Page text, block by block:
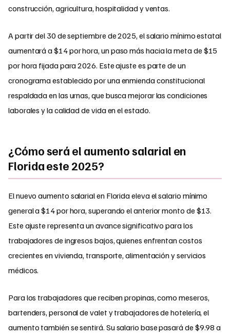
construcción, agricultura, hospitalidad y ventas.
A partir del 30 de septiembre de 2025, el salario mínimo estatal
aumentará a $14 por hora, un paso más hacia la meta de $15
por hora fijada para 2026. Este ajuste es parte de un
cronograma establecido por una enmienda constitucional
respaldada en las urnas, que busca mejorar las condiciones
laborales y la calidad de vida en el estado.
¿Cómo será el aumento salarial en
Florida este 2025?
El nuevo aumento salarial en Florida eleva el salario mínimo
general a $14 por hora, superando el anterior monto de $13.
Este ajuste representa un avance significativo para los
trabajadores de ingresos bajos, quienes enfrentan costos
crecientes en vivienda, transporte, alimentación y servicios
médicos.
Para los trabajadores que reciben propinas, como meseros,
bartenders, personal de valet y trabajadores de hotelería, el
aumento también se sentirá. Su salario base pasará de $9.98 a